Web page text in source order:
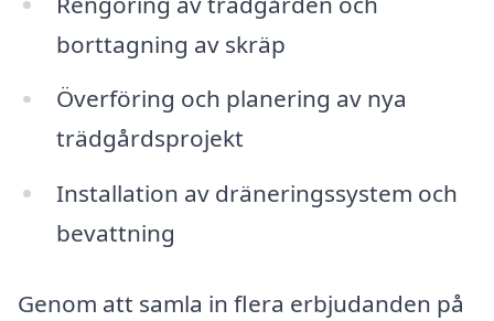
borttagning av skräp
Överföring och planering av nya
trädgårdsprojekt
Installation av dräneringssystem och
bevattning
Genom att samla in flera erbjudanden på